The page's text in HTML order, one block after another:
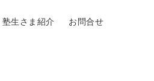
塾生さま紹介 お問合せ